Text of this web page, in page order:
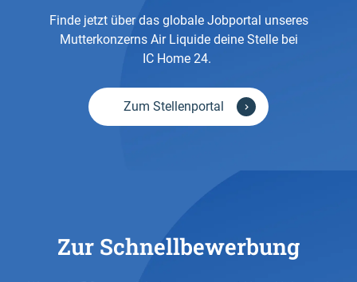
Mehr erfahren
Mehr zu den WGs für Kinder und Erwachsene
erfahren
Finde jetzt über das globale Jobportal unseres
Mutterkonzerns Air Liquide deine Stelle bei
IC Home 24.
Zum Stellenportal
Zur Schnellbewerbung